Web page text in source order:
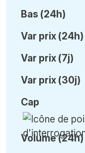
Bas (24h)
Var prix (24h)
Var prix (7j)
Var prix (30j)
Cap
Volume (24h)